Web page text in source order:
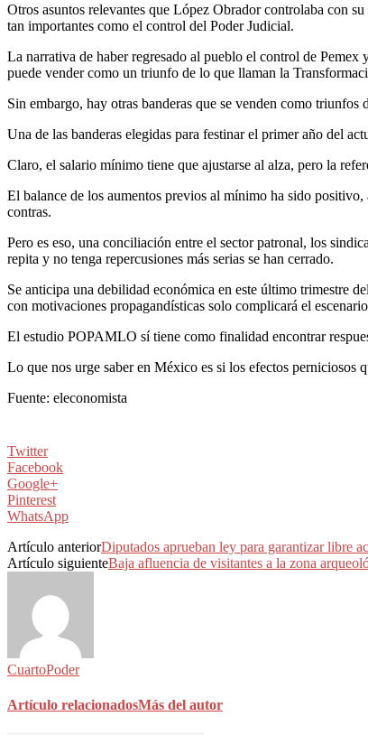
Otros asuntos relevantes que López Obrador controlaba con
tan importantes como el control del Poder Judicial.
La narrativa de haber regresado al pueblo el control de Pemex
puede vender como un triunfo de lo que llaman la
Sin embargo, hay otras banderas que se venden como
Una de las banderas elegidas para festinar el primer año del
Claro, el salario mínimo tiene que ajustarse al alza, pero la
El balance de los aumentos previos al mínimo ha sido
contras.
Pero es eso, una conciliación entre el sector patronal, los
repita y no tenga repercusiones más serias se han cerrado.
Se anticipa una debilidad económica en este último trimestre
con motivaciones propagandísticas solo complicará el
El estudio POPAMLO sí tiene como finalidad encontrar
Lo que nos urge saber en México es si los efectos perniciosos
Fuente: eleconomista
Twitter
Facebook
Google+
Pinterest
WhatsApp
Artículo anteriorDiputados aprueban ley para garantizar libre
Artículo siguienteBaja afluencia de visitantes a la zona
CuartoPoder
Artículo relacionadosMás del autor